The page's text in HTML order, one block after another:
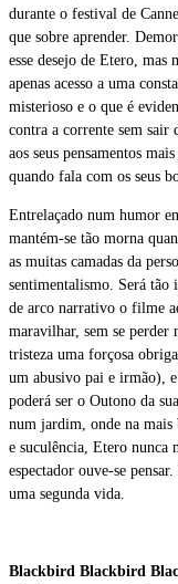
durante o festival de
que sobre aprender.
esse desejo de Etero, mas
apenas acesso a uma
misterioso e o que é
contra a corrente sem sair
aos seus pensamentos
quando fala com os seus
Entrelaçado num humor
mantém-se tão morna
as muitas camadas da
sentimentalismo. Será tão
de arco narrativo o filme
maravilhar, sem se perder
tristeza uma forçosa
um abusivo pai e irmão),
poderá ser o Outono da
num jardim, onde na mais
e suculência, Etero nunca
espectador ouve-se
uma segunda vida.
Blackbird Blackbird